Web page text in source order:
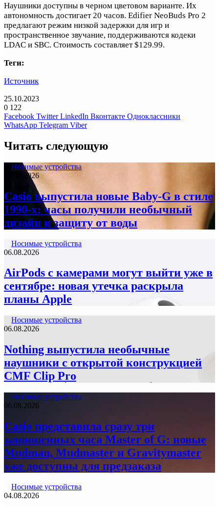
Наушники доступны в черном цветовом варианте. Их
автономность достигает 20 часов. Edifier NeoBuds Pro 2
предлагают режим низкой задержки для игр и
пространственное звучание, поддерживаются кодеки
LDAC и SBC. Стоимость составляет $129.99.
Теги:
Источник
25.10.2023
0 122
Facebook Twitter LinkedIn Вконтакте Одноклассники
WhatsApp Telegram Viber
Читать следующую
Носимые устройства
06.08.2026
Casio выпустила новые Baby-G в стиле
1990-х: часы получили необычный
дизайн и защиту от воды
Носимые устройства
06.08.2026
AirPods с камерами могут выйти уже в
сентябре: новая утечка раскрыла
планы Apple
Носимые устройства
06.08.2026
Nothing выпустила необычные
наушники с открытой конструкцией
CMF Clip Pro
Носимые устройства
06.08.2026
Casio представила сразу три
защищенных часа Master of G: новые
Mudman, Mudmaster и Gravitymaster
уже доступны для предзаказа
Носимые устройства
04.08.2026